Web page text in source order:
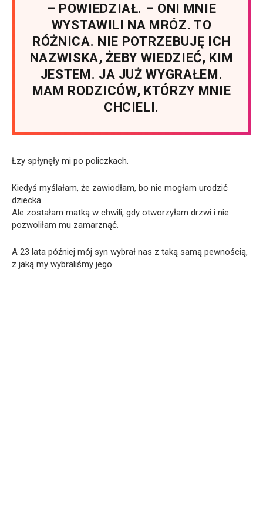
– POWIEDZIAŁ. – ONI MNIE
WYSTAWILI NA MRÓZ. TO
RÓŻNICA. NIE POTRZEBUJĘ ICH
NAZWISKA, ŻEBY WIEDZIEĆ, KIM
JESTEM. JA JUŻ WYGRAŁEM.
MAM RODZICÓW, KTÓRZY MNIE
CHCIELI.
Łzy spłynęły mi po policzkach.
Kiedyś myślałam, że zawiodłam, bo nie mogłam urodzić
dziecka.
Ale zostałam matką w chwili, gdy otworzyłam drzwi i nie
pozwoliłam mu zamarznąć.
A 23 lata później mój syn wybrał nas z taką samą pewnością,
z jaką my wybraliśmy jego.